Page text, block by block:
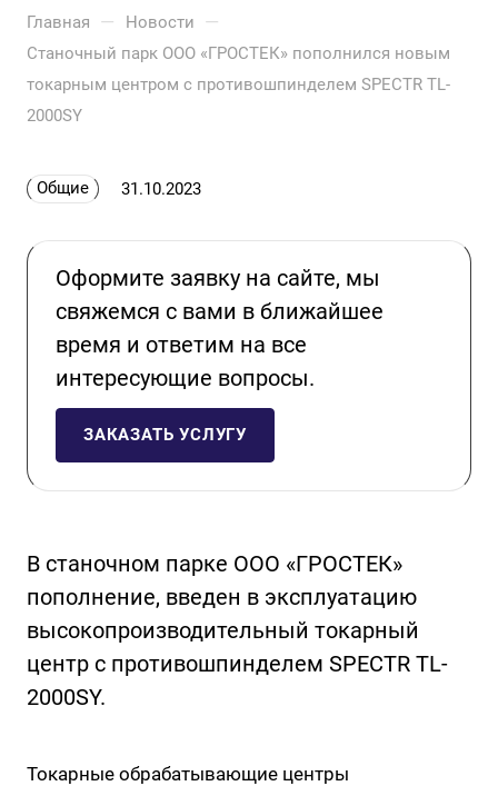
Главная — Новости —
Станочный парк ООО «ГРОСТЕК» пополнился новым
токарным центром с противошпинделем SPECTR TL-
2000SY
Общие 31.10.2023
Оформите заявку на сайте, мы
свяжемся с вами в ближайшее
время и ответим на все
интересующие вопросы.
ЗАКАЗАТЬ УСЛУГУ
В станочном парке ООО «ГРОСТЕК»
пополнение, введен в эксплуатацию
высокопроизводительный токарный
центр с противошпинделем SPECTR TL-
2000SY.
Токарные обрабатывающие центры